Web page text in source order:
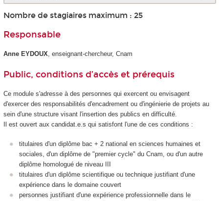
Nombre de stagiaires maximum : 25
Responsable
Anne EYDOUX , enseignant-chercheur, Cnam
Public, conditions d’accès et prérequis
Ce module s'adresse à des personnes qui exercent ou envisagent
d'exercer des responsabilités d'encadrement ou d'ingénierie de projets au
sein d'une structure visant l'insertion des publics en difficulté.
Il est ouvert aux candidat.e.s qui satisfont l'une de ces conditions :
titulaires d'un diplôme bac + 2 national en sciences humaines et
sociales, d'un diplôme de "premier cycle" du Cnam, ou d'un autre
diplôme homologué de niveau III
titulaires d'un diplôme scientifique ou technique justifiant d'une
expérience dans le domaine couvert
personnes justifiant d'une expérience professionnelle dans le